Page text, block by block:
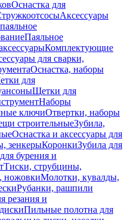
Оснастка для
Аксессуары
Паяльное
Комплектующие
для сварки,
Оснастка, наборы
для
Щетки для
Наборы
ключиОтвертки, наборы
строительныеЗубила,
Оснастка и аксессуары для
зенкерыКоронкиЗубила для
бурения и
Тиски, струбцины,
ножовкиМолотки, кувалды,
Рубанки, рашпили
резания и
Пильные полотна для